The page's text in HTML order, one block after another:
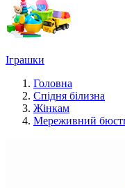
Іграшки
Головна
Спідня білизна
Жінкам
Мереживний